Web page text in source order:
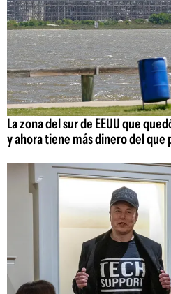
La zona del sur de EEUU que
y ahora tiene más dinero del que